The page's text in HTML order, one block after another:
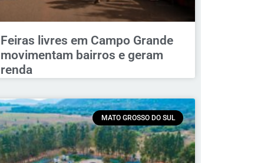
Feiras livres em Campo Grande
movimentam bairros e geram
renda
MATO GROSSO DO SUL